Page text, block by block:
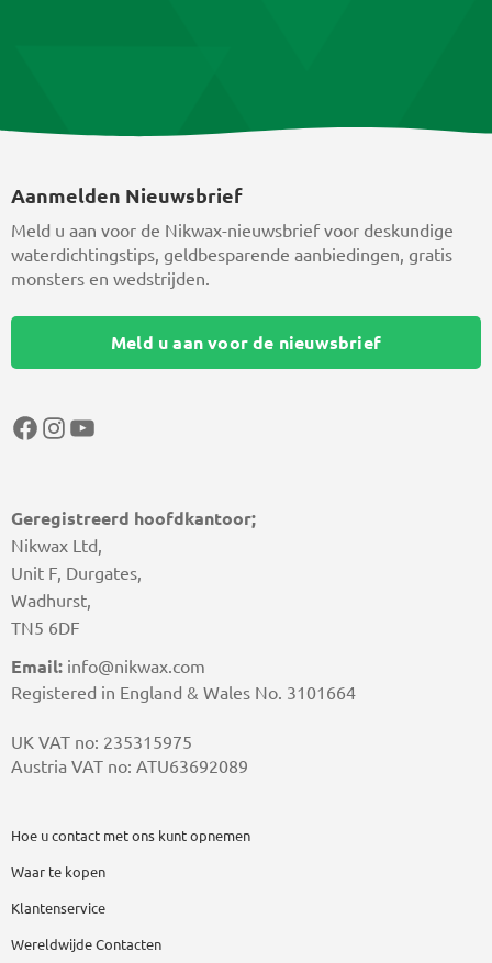
Geregistreerd hoofdkantoor;
Nikwax Ltd,
Unit F, Durgates,
Wadhurst,
TN5 6DF
Email: info@nikwax.com
Registered in England & Wales No. 3101664
UK VAT no: 235315975
Austria VAT no: ATU63692089
Hoe u contact met ons kunt opnemen
Waar te kopen
Klantenservice
Wereldwijde Contacten
Aanmelden Nieuwsbrief
Meld u aan voor de Nikwax-nieuwsbrief voor deskundige
waterdichtingstips, geldbesparende aanbiedingen, gratis
monsters en wedstrijden.
Meld u aan voor de nieuwsbrief
Facebook
Instagram
YouTube